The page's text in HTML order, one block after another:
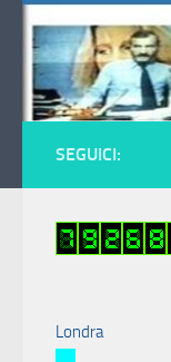
Salta al contenuto
SEGUICI:
Londra